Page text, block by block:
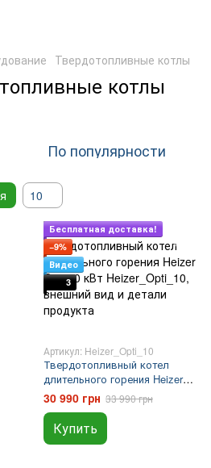
Твердотопливные котлы
котлы
По популярности
10
Подарок
Бесплатная доставка!
−9%
Видео
3
Артикул: Heizer_Opti_10
Твердотопливный котел
длительного горения Heizer
Opti 10 кВт
30 990 грн 33 990 грн
Купить